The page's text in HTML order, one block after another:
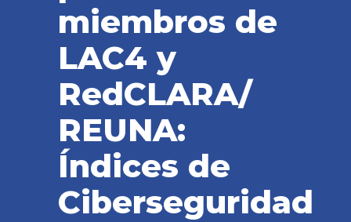
miembros de
LAC4 y
RedCLARA/
REUNA:
Índices de
Ciberseguridad